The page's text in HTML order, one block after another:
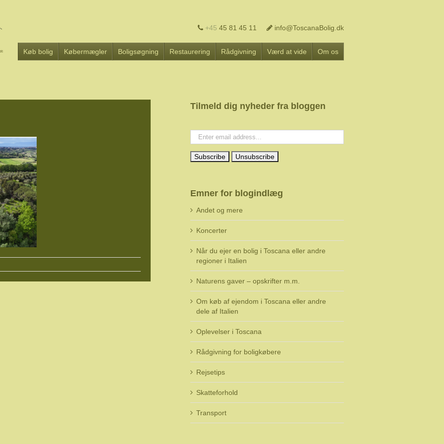
+45 45 81 45 11 info@ToscanaBolig.dk
Køb bolig Købermægler Boligsøgning Restaurering Rådgivning Værd at vide Om os
Tilmeld dig nyheder fra bloggen
Emner for blogindlæg
Andet og mere
Koncerter
Når du ejer en bolig i Toscana eller andre
regioner i Italien
Naturens gaver – opskrifter m.m.
Om køb af ejendom i Toscana eller andre
dele af Italien
Oplevelser i Toscana
Rådgivning for boligkøbere
Rejsetips
Skatteforhold
Transport